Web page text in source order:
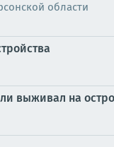
области
выживал на